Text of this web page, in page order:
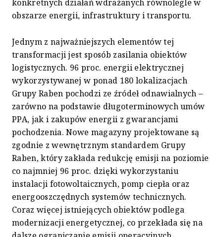
konkretnych działań wdrażanych równolegle w
obszarze energii, infrastruktury i transportu.
Jednym z najważniejszych elementów tej
transformacji jest sposób zasilania obiektów
logistycznych. 96 proc. energii elektrycznej
wykorzystywanej w ponad 180 lokalizacjach
Grupy Raben pochodzi ze źródeł odnawialnych –
zarówno na podstawie długoterminowych umów
PPA, jak i zakupów energii z gwarancjami
pochodzenia. Nowe magazyny projektowane są
zgodnie z wewnętrznym standardem Grupy
Raben, który zakłada redukcję emisji na poziomie
co najmniej 96 proc. dzięki wykorzystaniu
instalacji fotowoltaicznych, pomp ciepła oraz
energooszczędnych systemów technicznych.
Coraz więcej istniejących obiektów podlega
modernizacji energetycznej, co przekłada się na